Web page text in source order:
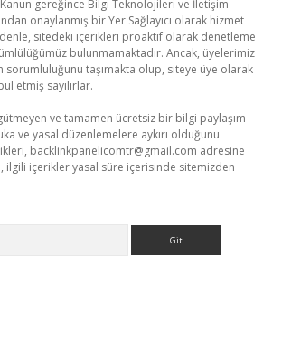
Kanun gereğince Bilgi Teknolojileri ve İletişim
onaylanmış bir Yer Sağlayıcı olarak hizmet
sitedeki içerikleri proaktif olarak denetleme
bulunmamaktadır. Ancak, üyelerimiz
sorumluluğunu taşımakta olup, siteye üye olarak
etmiş sayılırlar.
ve tamamen ücretsiz bir bilgi paylaşım
ve yasal düzenlemelere aykırı olduğunu
backlinkpanelicomtr@gmail.com adresine
ilgili içerikler yasal süre içerisinde sitemizden